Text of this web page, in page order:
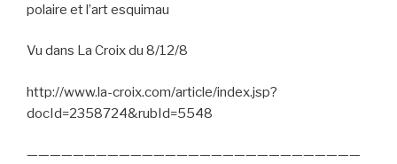
polaire et l’art esquimau
Vu dans La Croix du 8/12/8
http://www.la-croix.com/article/index.jsp?
docId=2358724&rubId=5548
—————————————————————————————